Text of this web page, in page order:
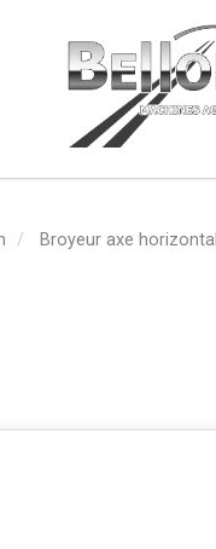
Broyeur axe horizontal